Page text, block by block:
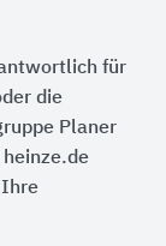
für
die
Planer
Ihre